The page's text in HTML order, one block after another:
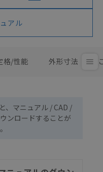
アル
格/性能 外形寸法
、マニュアル / CAD /
ンロードすることが